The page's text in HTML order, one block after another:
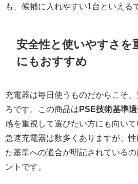
も、候補に入れやすい1台といえる
安全性と使いやすさを
にもおすすめ
充電器は毎日使うものだからこそ
ろです。この商品は PSE技術基準
感を重視して選びたい方にも向い
急速充電器は数多くありますが、性
た基準への適合が明記されている
ントです。